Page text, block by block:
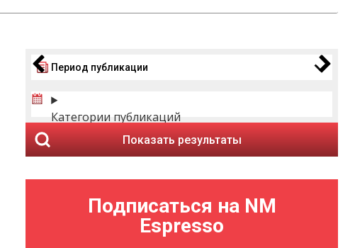
Период публикации
Категории публикаций
Показать результаты
Подписаться на NM
Espresso